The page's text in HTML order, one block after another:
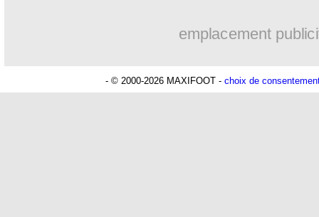
emplacement
- © 2000-2026 MAXIFOOT - choix de